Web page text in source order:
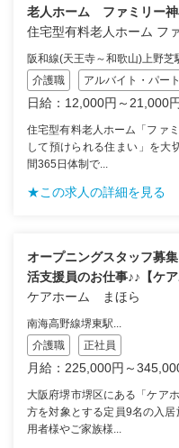
老人ホーム ファミリー神
住宅型有料老人ホーム フ
阪和線(天王寺～和歌山)上野芝
介護職
アルバイト・パート
日給：12,000円～21,000円
住宅型有料老人ホーム「ファ
して預けられる住まい」を大
間365日体制で...
★この求人の詳細を見る
オープニングスタッフ募
活支援員のお仕事♪♪【ケア
ケアホーム まほら
南海高野線堺東駅...
介護職
正社員
月給：225,000円～
大阪府堺市堺区にある「ケア
方を対象とする定員9名の入
用者様やご家族様...